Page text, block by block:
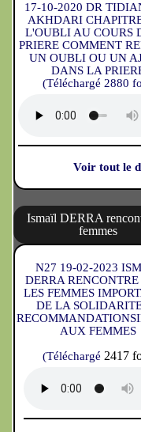
17-10-2020 DR
AKHDARI
L'OUBLI AU COURS
PRIERE COMMENT
UN OUBLI OU UN
DANS LA
(Téléchargé 2880
Voir tout le
Ismaïl DERRA
femmes
N27 19-02-2023
DERRA RENCONTRE
LES FEMMES
DE LA
AUX FEMMES
(Téléchargé 2417